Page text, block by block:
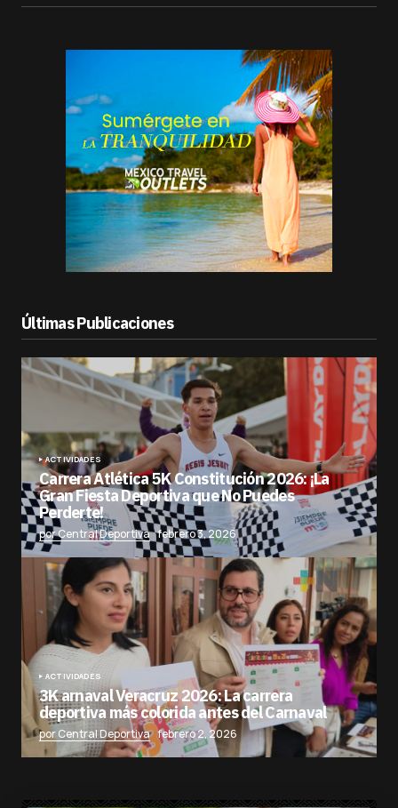
Últimas Publicaciones
ACTIVIDADES
Carrera Atlética 5K Constitución 2026: ¡La
Gran Fiesta Deportiva que No Puedes
Perderte!
por Central Deportiva febrero 3, 2026
ACTIVIDADES
3K arnaval Veracruz 2026: La carrera
deportiva más colorida antes del Carnaval
por Central Deportiva febrero 2, 2026